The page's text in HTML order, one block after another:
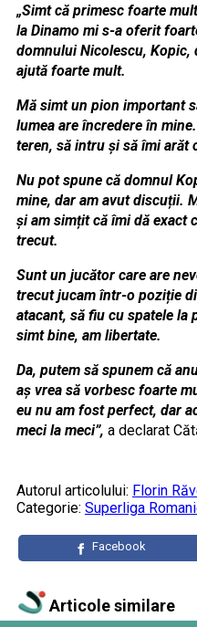
„Simt că primesc foarte
la Dinamo mi s-a oferit
domnului Nicolescu, Kopic,
ajută foarte mult.
Mă simt un pion important
lumea are încredere în
teren, să intru și să îmi arăt
Nu pot spune că domnul
mine, dar am avut discuții.
și am simțit că îmi dă exact
trecut.
Sunt un jucător care are
trecut jucam într-o poziție
atacant, să fiu cu spatele la
simt bine, am libertate.
Da, putem să spunem că
aș vrea să vorbesc foarte
eu nu am fost perfect, dar
meci la meci”, a declarat
Autorul articolului: Florin
Categorie: Superliga
Facebook
Articole similare